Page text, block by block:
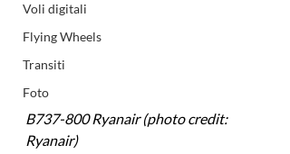
Voli digitali
Flying Wheels
Transiti
Foto
B737-800 Ryanair (photo credit:
Ryanair)